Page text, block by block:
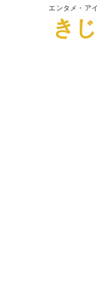
エンタメ・ア
き